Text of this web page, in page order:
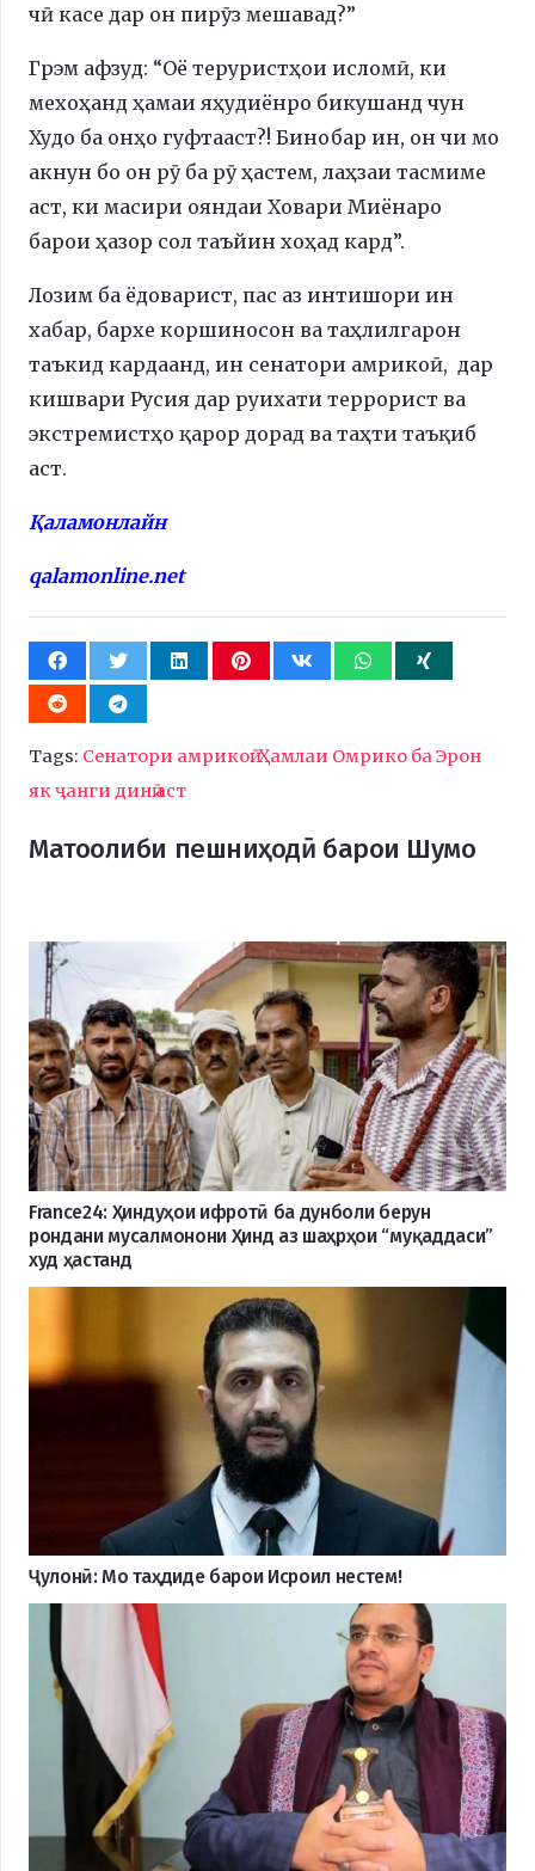
чӣ касе дар он пирӯз мешавад?”
Грэм афзуд: “Оё теруристҳои исломӣ, ки
мехоҳанд ҳамаи яҳудиёнро бикушанд чун
Худо ба онҳо гуфтааст?! Бинобар ин, он чи мо
акнун бо он рӯ ба рӯ ҳастем, лаҳзаи тасмиме
аст, ки масири ояндаи Ховари Миёнаро
барои ҳазор сол таъйин хоҳад кард”.
Лозим ба ёдоварист, пас аз интишори ин
хабар, бархе коршиносон ва таҳлилгарон
таъкид кардаанд, ин сенатори амрикоӣ, дар
кишвари Русия дар руихати террорист ва
экстремистҳо қарор дорад ва таҳти таъқиб
аст.
Қаламонлайн
qalamonline.net
Tags: Сенатори амрикоӣ: Ҳамлаи Омрико ба Эрон
як ҷанги динӣ аст
Матоолиби пешниҳодӣ барои Шумо
France24: Ҳиндуҳои ифротӣ ба дунболи берун
рондани мусалмонони Ҳинд аз шаҳрҳои “муқаддаси”
худ ҳастанд
Ҷулонӣ: Мо таҳдиде барои Исроил нестем!